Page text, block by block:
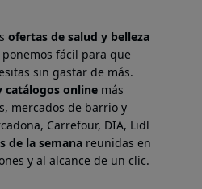
ofertas de salud y belleza
fácil para que
sin gastar de más.
catálogos online más
mercados de barrio y
Carrefour, DIA, Lidl
de la semana reunidas en
y al alcance de un clic.